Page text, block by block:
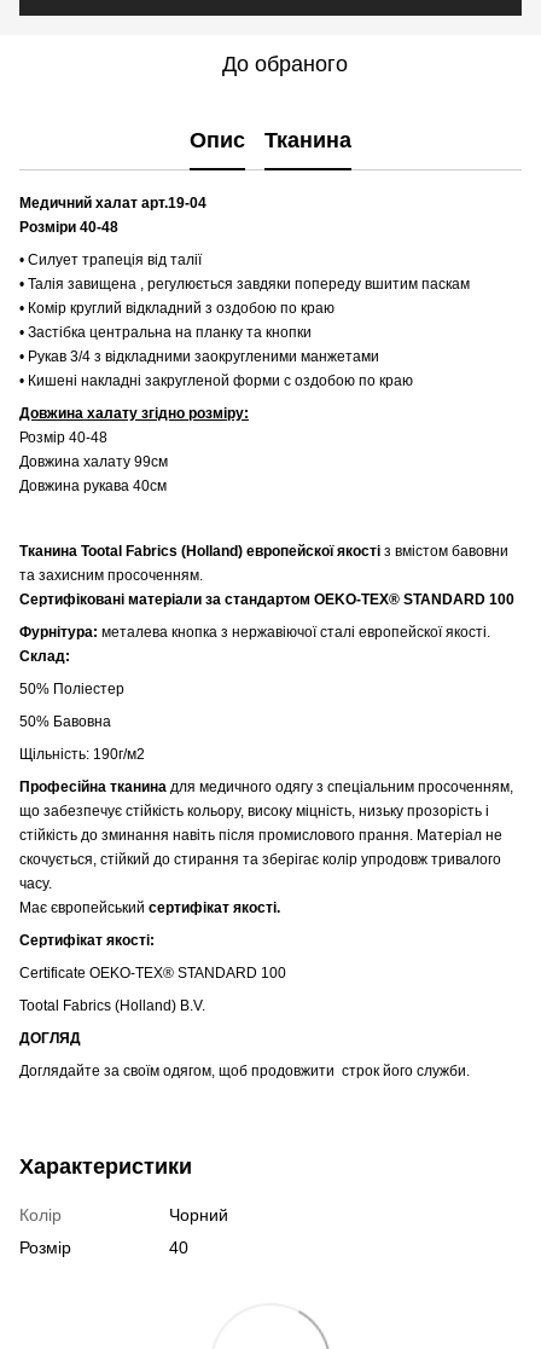
До обраного
Опис Тканина
Медичний халат арт.19-04
Розміри 40-48
• Силует трапеція від талії
• Талія завищена , регулюється завдяки попереду вшитим паскам
• Комір круглий відкладний з оздобою по краю
• Застібка центральна на планку та кнопки
• Рукав 3/4 з відкладними заокругленими манжетами
• Кишені накладні закругленой форми с оздобою по краю
Довжина халату згідно розміру:
Розмір 40-48
Довжина халату 99см
Довжина рукава 40см
Тканина Tootal Fabrics (Holland) европейскої якості з вмістом бавовни
та захисним просоченням.
Сертифіковані матеріали за стандартом OEKO-TEX® STANDARD 100
Фурнітура: металева кнопка з нержавіючої сталі европейскої якості.
Склад:
50% Поліестер
50% Бавовна
Щільність: 190г/м2
Професійна тканина для медичного одягу з спеціальним просоченням,
що забезпечує стійкість кольору, високу міцність, низьку прозорість і
стійкість до зминання навіть після промислового прання. Матеріал не
скочується, стійкий до стирання та зберігає колір упродовж тривалого
часу.
Має європейський сертифікат якості.
Сертифікат якості:
Certificate OEKO-TEX® STANDARD 100
Tootal Fabrics (Holland) B.V.
ДОГЛЯД
Доглядайте за своїм одягом, щоб продовжити строк його служби.
Характеристики
Колір
Чорний
Розмір
40